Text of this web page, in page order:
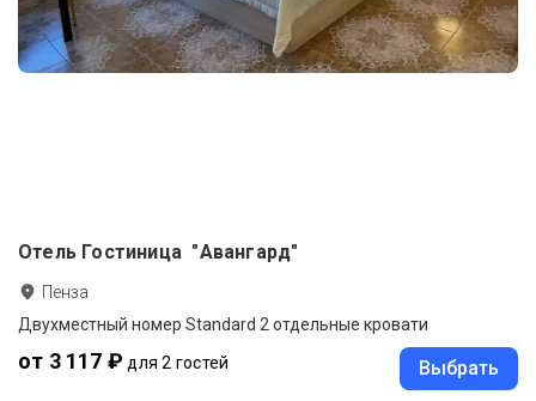
Отель Гостиница "Авангард"
Пенза
Двухместный номер Standard 2 отдельные кровати
от 3 117 ₽ для 2 гостей Выбрать